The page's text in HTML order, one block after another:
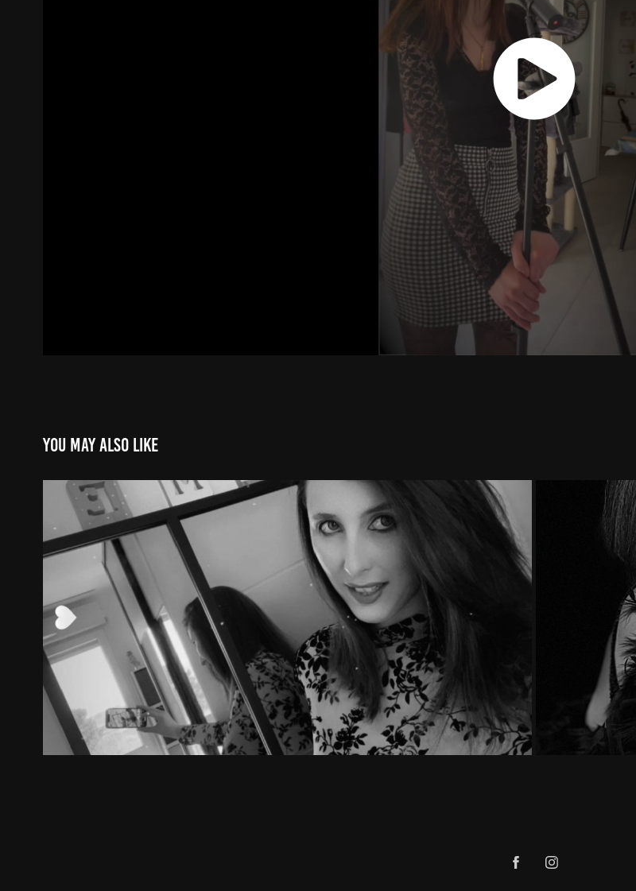
You may also like
Non, je ne regrette rien - Edith Piaf - Sophie Descamps
2022